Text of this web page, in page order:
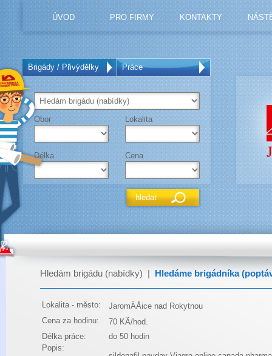
ÚVOD PRO FIRMY KONTAKTY
Brigády / Přivýdělky Práce
Obor Lokalita
Délka Cena
Hledám brigádu (nabídky) Hledáme brigádníka
Lokalita - město:
JaromÄÅice nad Rokytnou
Cena za hodinu:
70 KÄ/hod.
Délka práce:
do 50 hodin
Popis: